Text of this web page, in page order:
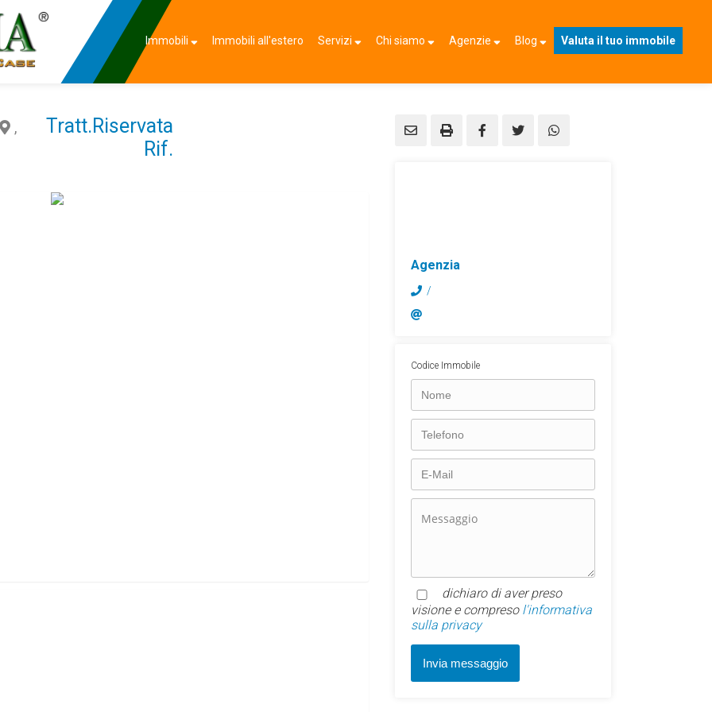
Immobili Immobili all'estero Servizi Chi siamo Agenzie Blog Valuta il tuo immobile
,
Tratt.Riservata
Rif.
Agenzia
/
Codice Immobile
dichiaro di aver preso
visione e compreso l'informativa
sulla privacy